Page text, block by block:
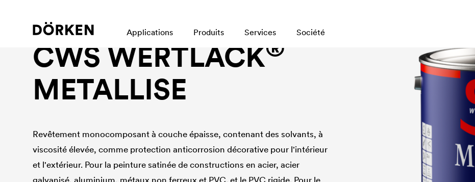
Applications Produits Services Société
Laques pour bâtiments En phase sovlant
CWS WERTLACK®
METALLISE
Revêtement monocomposant à couche épaisse, contenant des solvants, à
viscosité élevée, comme protection anticorrosion décorative pour l'intérieur
et l'extérieur. Pour la peinture satinée de constructions en acier, acier